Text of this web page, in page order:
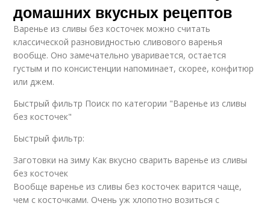
домашних вкусных рецептов
Варенье из сливы без косточек можно считать
классической разновидностью сливового варенья
вообще. Оно замечательно уваривается, остается
густым и по консистенции напоминает, скорее, конфитюр
или джем.
Быстрый фильтр Поиск по категории "Варенье из сливы
без косточек"
Быстрый фильтр:
Заготовки на зиму Как вкусно сварить варенье из сливы
без косточек
Вообще варенье из сливы без косточек варится чаще,
чем с косточками. Очень уж хлопотно возиться с